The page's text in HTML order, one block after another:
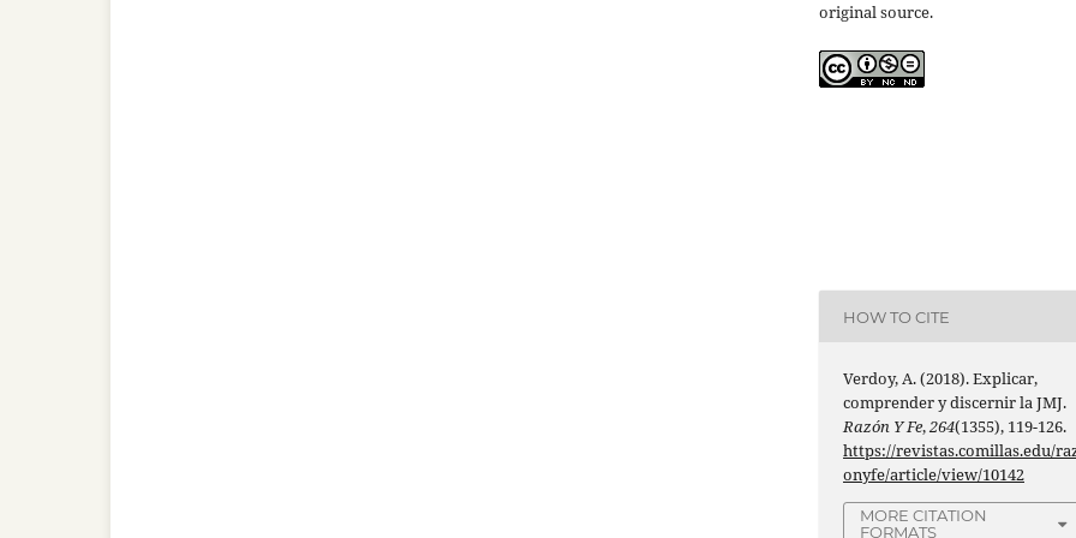
original source.
HOW TO CITE
Verdoy, A. (2018). Explicar,
comprender y discernir la JMJ.
Razón Y Fe,264(1355), 119-126.
https://revistas.comillas.edu/
onyfe/article/view/10142
MORE CITATION
FORMATS